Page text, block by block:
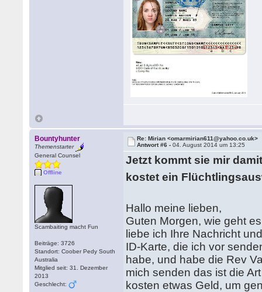
Bountyhunter
Themenstarter
General Counsel
Offline
Scambaiting macht Fun
Beiträge: 3726
Standort: Coober Pedy South
Australia
Mitglied seit: 31. Dezember
2013
Geschlecht:
Re: Mirian <omarmirian611@yahoo.co.uk>
Antwort #6 -04. August 2014 um 13:25
Jetzt kommt sie mir
kostet ein
Hallo meine lieben,
Guten Morgen, wie geht
liebe ich Ihre Nachricht
ID-Karte, die ich vor
habe, und habe die Rev
mich senden das ist die
kosten etwas Geld, um